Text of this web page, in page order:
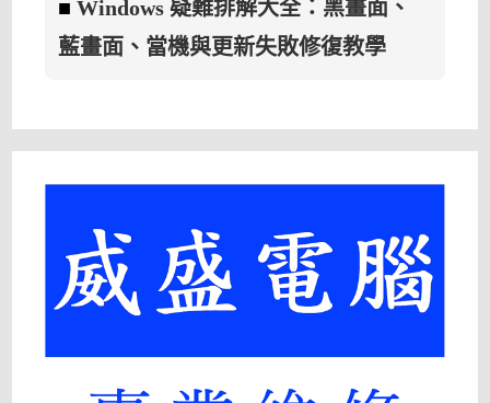
■Windows 疑難排解大全：黑畫面、
藍畫面、當機與更新失敗修復教學